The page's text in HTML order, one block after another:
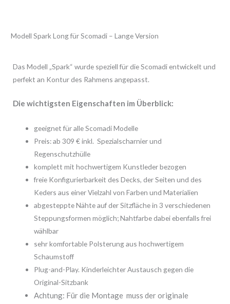
Modell Spark Long für Scomadi – Lange Version
Das Modell „Spark“ wurde speziell für die Scomadi entwickelt und
perfekt an Kontur des Rahmens angepasst.
Die wichtigsten Eigenschaften im Überblick:
geeignet für alle Scomadi Modelle
Preis: ab 309 € inkl. Spezialscharnier und
Regenschutzhülle
komplett mit hochwertigem Kunstleder bezogen
freie Konfigurierbarkeit des Decks, der Seiten und des
Keders aus einer Vielzahl von Farben und Materialien
abgesteppte Nähte auf der Sitzfläche in 3 verschiedenen
Steppungsformen möglich; Nahtfarbe dabei ebenfalls frei
wählbar
sehr komfortable Polsterung aus hochwertigem
Schaumstoff
Plug-and-Play. Kinderleichter Austausch gegen die
Original-Sitzbank
Achtung: Für die Montage muss der originale